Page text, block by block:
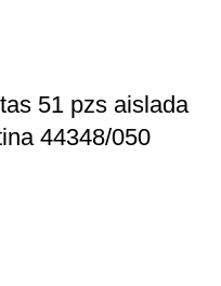
51 pzs aislada
44348/050